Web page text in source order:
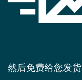
然后免费给您发货